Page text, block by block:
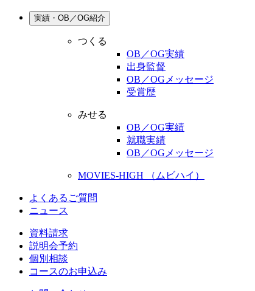
実績・OB／OG紹介
つくる
OB／OG実績
出身監督
OB／OGメッセージ
受賞歴
みせる
OB／OG実績
就職実績
OB／OGメッセージ
MOVIES-HIGH （ムビハイ）
よくあるご質問
ニュース
資料請求
説明会予約
個別相談
コースのお申込み